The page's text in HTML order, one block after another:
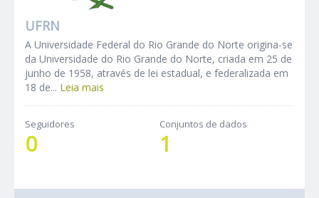
UFRN
A Universidade Federal do Rio Grande do Norte origina-se
da Universidade do Rio Grande do Norte, criada em 25 de
junho de 1958, através de lei estadual, e federalizada em
18 de... Leia mais
Seguidores
0
Conjuntos de dados
1